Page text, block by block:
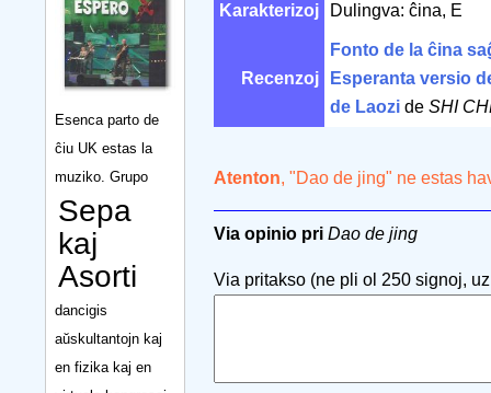
Esenca parto de
ĉiu UK estas la
muziko. Grupo
Sepa
kaj
Asorti
dancigis
aŭskultantojn kaj
en fizika kaj en
Karakterizoj Dulingva: ĉina, E
Recenzoj
Fonto de la ĉina
Esperanta versio
de Laozi de SHI
Atenton, "Dao de jing" ne estas
Via opinio pri Dao de jing
Via pritakso (ne pli ol 250 signoj,